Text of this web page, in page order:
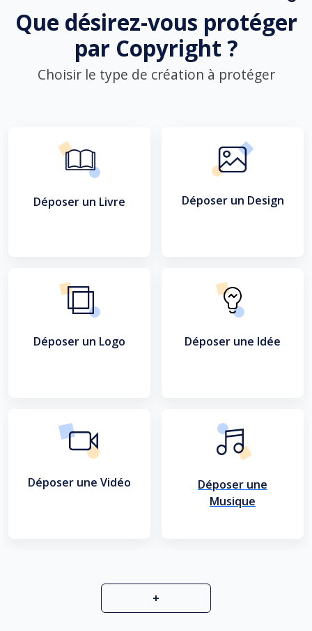
Que désirez-vous protéger
par Copyright ?
Choisir le type de création à protéger
Déposer un Livre Déposer un Design
Déposer un Logo Déposer une Idée
Déposer une Vidéo
Déposer une
Musique
+